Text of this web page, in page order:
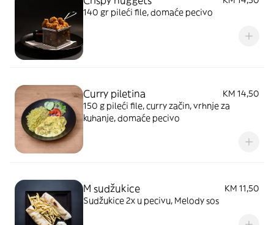
140 gr pileći file, domaće pecivo
Curry piletina
KM 14,50
150 g pileći file, curry začin, vrhnje za
kuhanje, domaće pecivo
M sudžukice
KM 11,50
Sudžukice 2x u pecivu, Melody sos